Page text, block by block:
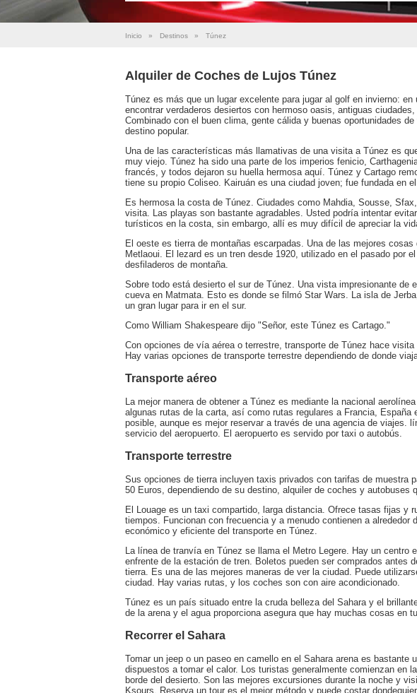
Inicio » Destinos » Túnez
Alquiler de Coches de Lujos Túnez
Túnez es más que un lugar excelente para jugar al golf en invierno: en
encontrar verdaderos desiertos con hermoso oasis, antiguas
Combinado con el buen clima, gente cálida y buenas oportunidades
destino popular.
Una de las características más llamativas de una visita a Túnez es
muy viejo. Túnez ha sido una parte de los imperios fenicio,
francés, y todos dejaron su huella hermosa aquí. Túnez y Cartago
tiene su propio Coliseo. Kairuán es una ciudad joven; fue fundada en
Es hermosa la costa de Túnez. Ciudades como Mahdia, Sousse,
visita. Las playas son bastante agradables. Usted podría intentar
turísticos en la costa, sin embargo, allí es muy difícil de apreciar la
El oeste es tierra de montañas escarpadas. Una de las mejores
Metlaoui. El lezard es un tren desde 1920, utilizado en el pasado por
desfiladeros de montaña.
Sobre todo está desierto el sur de Túnez. Una vista impresionante de
cueva en Matmata. Esto es donde se filmó Star Wars. La isla de
un gran lugar para ir en el sur.
Como William Shakespeare dijo "Señor, este Túnez es Cartago."
Con opciones de vía aérea o terrestre, transporte de Túnez hace
Hay varias opciones de transporte terrestre dependiendo de donde
Transporte aéreo
La mejor manera de obtener a Túnez es mediante la nacional
algunas rutas de la carta, así como rutas regulares a Francia, España
posible, aunque es mejor reservar a través de una agencia de viajes.
servicio del aeropuerto. El aeropuerto es servido por taxi o autobús.
Transporte terrestre
Sus opciones de tierra incluyen taxis privados con tarifas de muestra
50 Euros, dependiendo de su destino, alquiler de coches y autobuses
El Louage es un taxi compartido, larga distancia. Ofrece tasas fijas y
tiempos. Funcionan con frecuencia y a menudo contienen a alrededor
económico y eficiente del transporte en Túnez.
La línea de tranvía en Túnez se llama el Metro Legere. Hay un centro
enfrente de la estación de tren. Boletos pueden ser comprados antes
tierra. Es una de las mejores maneras de ver la ciudad. Puede
ciudad. Hay varias rutas, y los coches son con aire acondicionado.
Túnez es un país situado entre la cruda belleza del Sahara y el
de la arena y el agua proporciona asegura que hay muchas cosas en
Recorrer el Sahara
Tomar un jeep o un paseo en camello en el Sahara arena es bastante
dispuestos a tomar el calor. Los turistas generalmente comienzan en
borde del desierto. Son las mejores excursiones durante la noche y
Ksours. Reserva un tour es el mejor método y puede costar